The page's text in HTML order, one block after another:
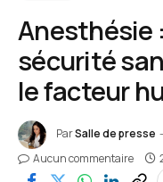
Anesthésie
sécurité
le facteur
ParSalle de presse
Aucun commentaire